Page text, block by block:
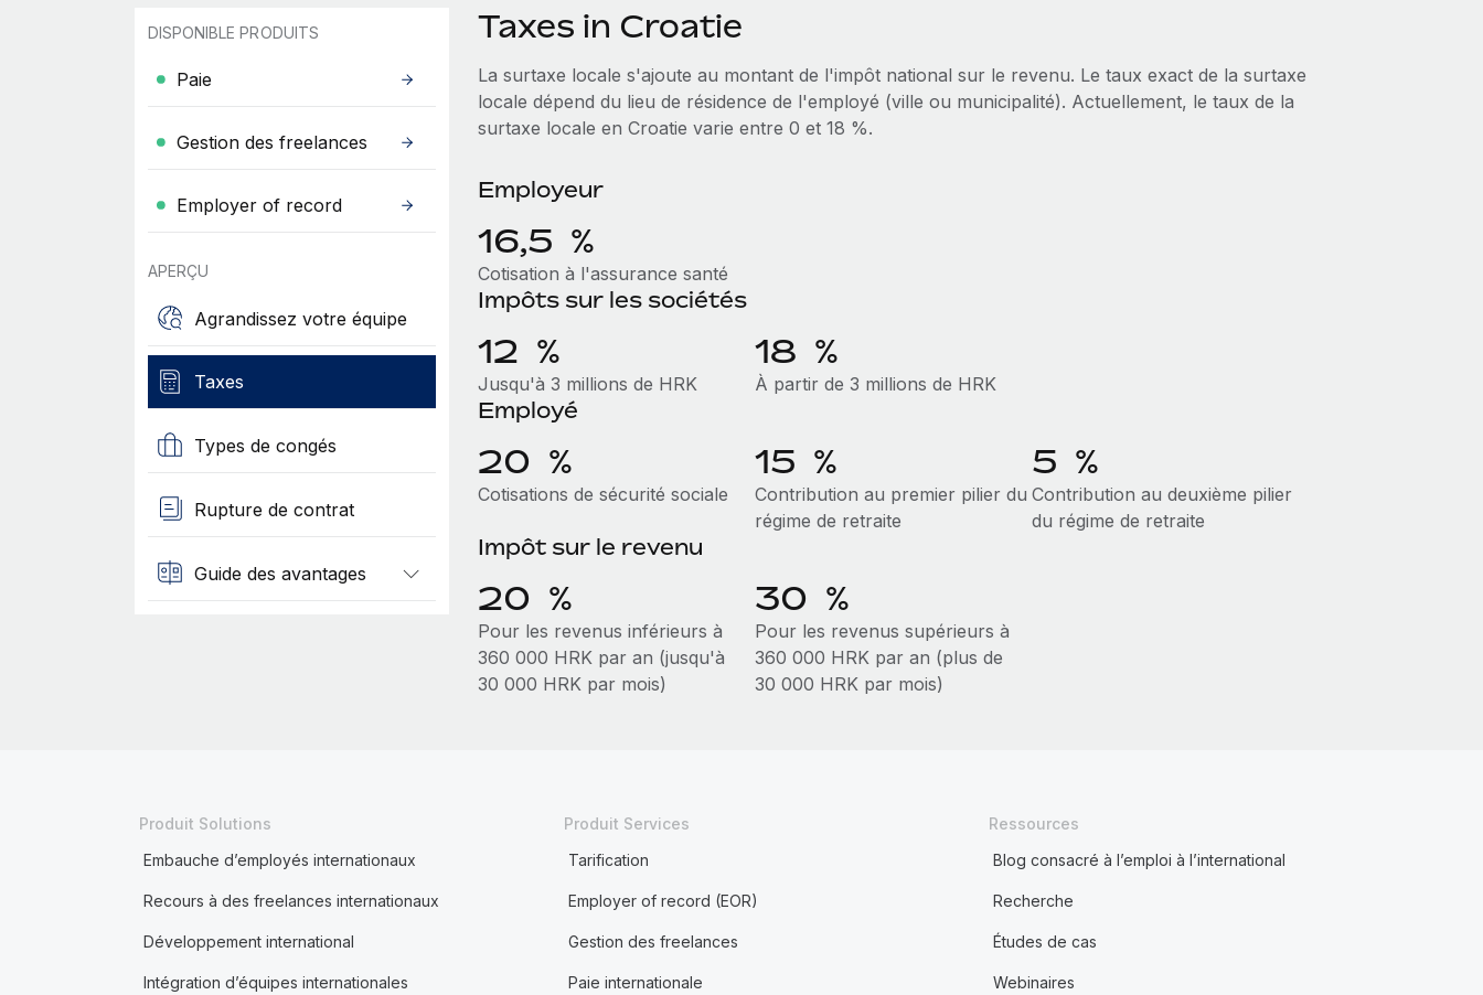
DISPONIBLE PRODUITS
Paie
Gestion des freelances
Employer of record
APERÇU
Agrandissez votre équipe
Taxes
Types de congés
Rupture de contrat
Guide des avantages
Taxes in Croatie
La surtaxe locale s'ajoute au montant de l'impôt national sur le revenu. Le taux exact de la surtaxe
locale dépend du lieu de résidence de l'employé (ville ou municipalité). Actuellement, le taux de la
surtaxe locale en Croatie varie entre 0 et 18 %.
Employeur
16,5 %
Cotisation à l'assurance santé
Impôts sur les sociétés
12 %
Jusqu'à 3 millions de HRK
18 %
À partir de 3 millions de HRK
Employé
20 %
Cotisations de sécurité sociale
15 %
Contribution au premier pilier du
régime de retraite
5 %
Contribution au deuxième pilier
du régime de retraite
Impôt sur le revenu
20 %
Pour les revenus inférieurs à
360 000 HRK par an (jusqu'à
30 000 HRK par mois)
30 %
Pour les revenus supérieurs à
360 000 HRK par an (plus de
30 000 HRK par mois)
Produit Solutions
Embauche d’employés internationaux
Recours à des freelances internationaux
Développement international
Intégration d’équipes internationales
Produit Services
Tarification
Employer of record (EOR)
Gestion des freelances
Paie internationale
Ressources
Blog consacré à l’emploi à l’international
Recherche
Études de cas
Webinaires